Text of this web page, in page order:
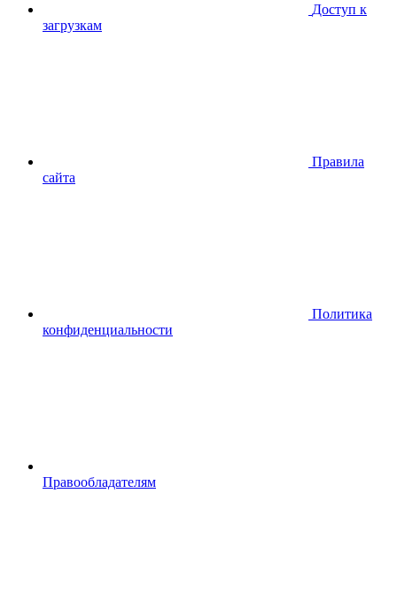
Доступ к
загрузкам
Правила
сайта
Политика
конфиденциальности
Правообладателям